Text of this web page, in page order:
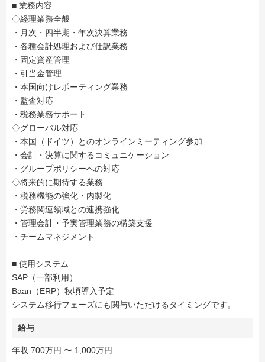
■ 業務内容
◇経理業務全般
・月次・四半期・年次決算業務
・各種会計処理および仕訳業務
・固定資産管理
・引当金管理
・本国向けレポーティング業務
・監査対応
・税務業務サポート
◇グローバル対応
・本国（ドイツ）とのオンラインミーティング参加
・会計・決算に関するコミュニケーション
・グループポリシーへの対応
◇将来的に期待する業務
・税務機能の強化・内製化
・労務関連領域との連携強化
・管理会計・予実管理業務の構築支援
・チームマネジメント
■ 使用システム
SAP（一部利用）
Baan（ERP）秋頃導入予定
システム移行フェーズにも関与いただけるタイミングです。
給与
年収 700万円 〜 1,000万円